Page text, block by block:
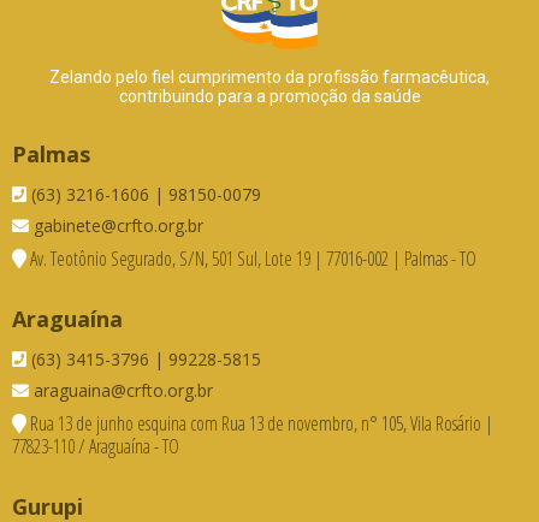
Zelando pelo fiel cumprimento da profissão farmacêutica,
contribuindo para a promoção da saúde
Palmas
(63) 3216-1606 | 98150-0079
gabinete@crfto.org.br
Av. Teotônio Segurado, S/N, 501 Sul, Lote 19 | 77016-002 | Palmas - TO
Araguaína
(63) 3415-3796 | 99228-5815
araguaina@crfto.org.br
Rua 13 de junho esquina com Rua 13 de novembro, n° 105, Vila Rosário |
77823-110 / Araguaína - TO
Gurupi